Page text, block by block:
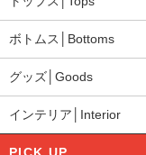
ボトムス│Bottoms
グッズ│Goods
インテリア│Interior